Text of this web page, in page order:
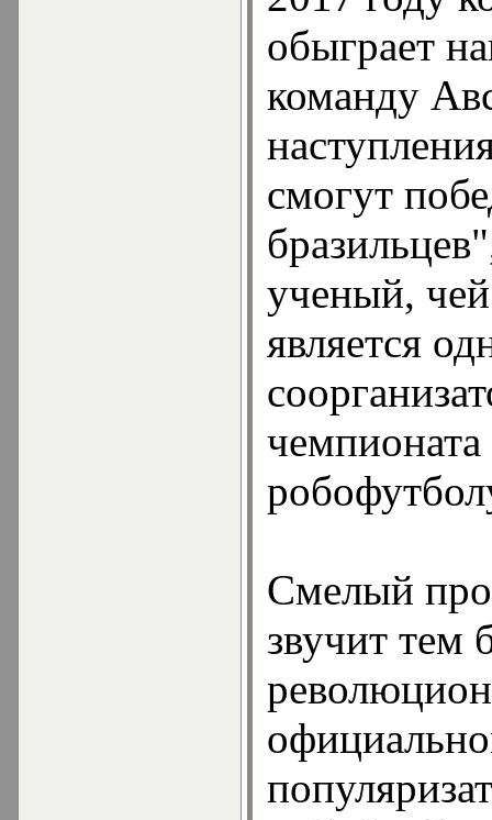
обыграет
команду
смогут
ученый,
является
Смелый
звучит тем